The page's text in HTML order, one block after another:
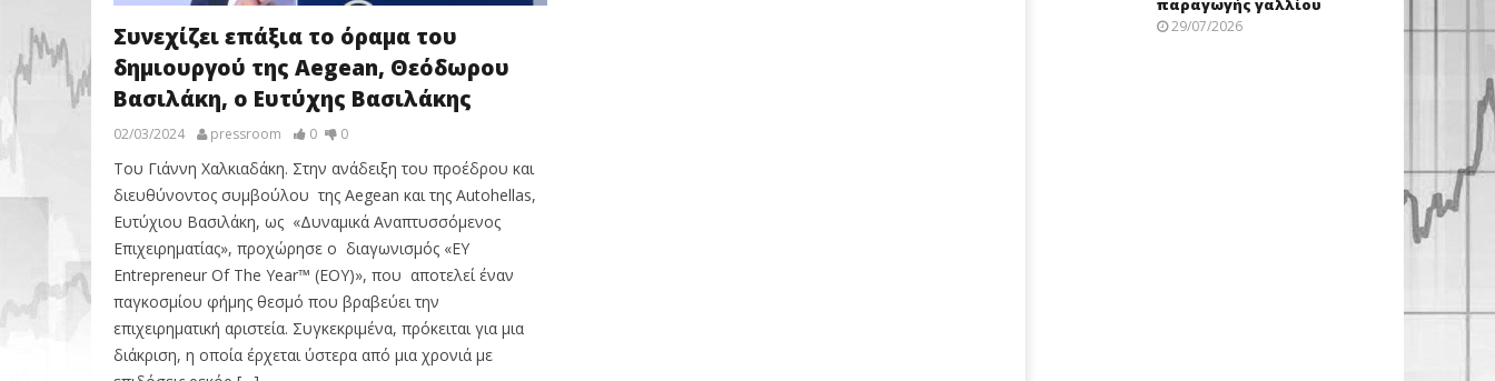
Συνεχίζει επάξια το όραμα του
δημιουργού της Aegean, Θεόδωρου
Βασιλάκη, ο Ευτύχης Βασιλάκης
02/03/2024 pressroom 0 0
Του Γιάννη Χαλκιαδάκη. Στην ανάδειξη του προέδρου και
διευθύνοντος συμβούλου της Aegean και της Autohellas,
Ευτύχιου Βασιλάκη, ως «Δυναμικά Αναπτυσσόμενος
Επιχειρηματίας», προχώρησε ο διαγωνισμός «EY
Entrepreneur Of The Year™ (EOY)», που αποτελεί έναν
παγκοσμίου φήμης θεσμό που βραβεύει την
επιχειρηματική αριστεία. Συγκεκριμένα, πρόκειται για μια
διάκριση, η οποία έρχεται ύστερα από μια χρονιά με
παραγωγής γαλλίου
29/07/2026